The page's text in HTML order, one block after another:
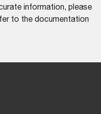
information, please
to the documentation